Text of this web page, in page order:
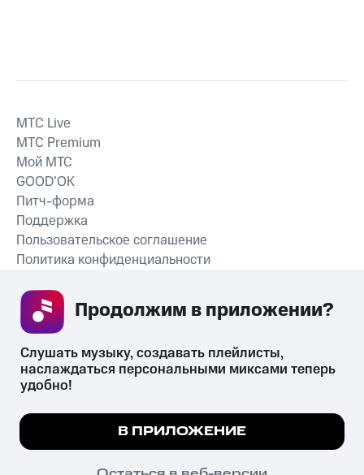
СКАЧАТЬ ПРИЛОЖЕНИЕ
MTС Live
MTС Premium
Мой МТС
GOOD’OK
Питч-форма
Поддержка
Пользовательское соглашение
Политика конфиденциальности
психотропных веществ, их аналогов причиняет вред здоровью,
их незаконный оборот запрещён и влечёт установленную
законодательством ответственность.
© 2026 ООО «КИОН».
Мы используем куки, чтобы на сайте все
Подробнее
ПОНЯТНО
Слушать музыку, создавать плейлисты,
наслаждаться персональными миксами теперь
удобно!
В ПРИЛОЖЕНИЕ